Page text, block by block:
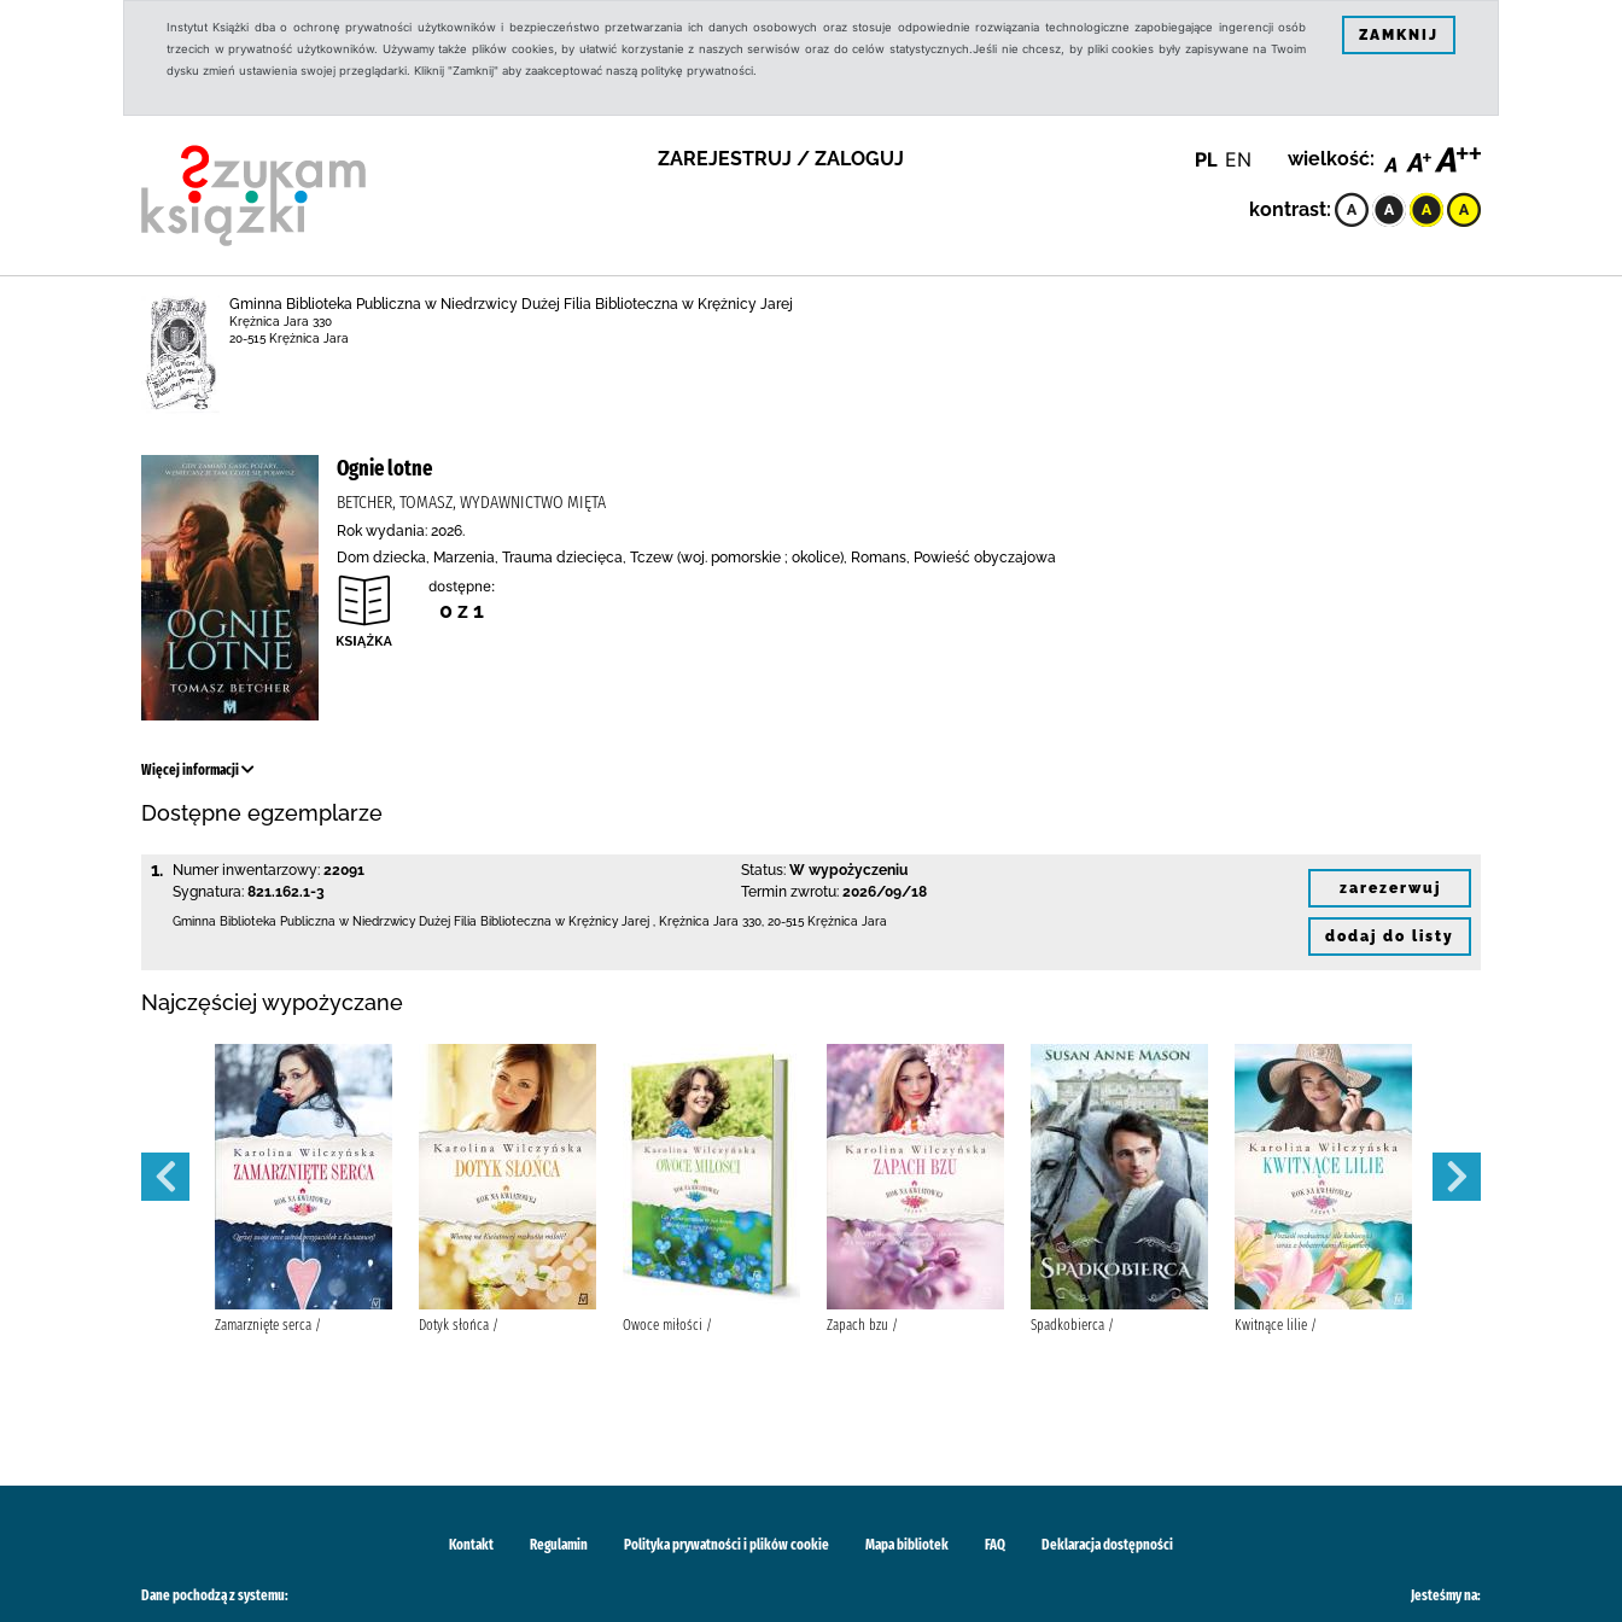
Instytut Książki dba o ochronę prywatności użytkowników i bezpieczeństwo przetwarzania ich danych osobowych oraz stosuje odpowiednie rozwiązania technologiczne zapobiegające ingerencji osób
trzecich w prywatność użytkowników. Używamy także plików cookies, by ułatwić korzystanie z naszych serwisów oraz do celów statystycznych.Jeśli nie chcesz, by pliki cookies były zapisywane na Twoim
dysku zmień ustawienia swojej przeglądarki. Kliknij "Zamknij" aby zaakceptować naszą politykę prywatności.
ZAMKNIJ
ZAREJESTRUJ / ZALOGUJ PL EN wielkość:
kontrast:
Gminna Biblioteka Publiczna w Niedrzwicy Dużej Filia Biblioteczna w Krężnicy Jarej
Krężnica Jara 330
20-515 Krężnica Jara
Ognie lotne
BETCHER, TOMASZ, WYDAWNICTWO MIĘTA
Rok wydania: 2026.
Dom dziecka, Marzenia, Trauma dziecięca, Tczew (woj. pomorskie ; okolice), Romans, Powieść obyczajowa
dostępne:
0 z 1
Więcej informacji
Dostępne egzemplarze
1. Numer inwentarzowy: 22091
Sygnatura: 821.162.1-3
Status: W wypożyczeniu
Termin zwrotu: 2026/09/18
Gminna Biblioteka Publiczna w Niedrzwicy Dużej Filia Biblioteczna w Krężnicy Jarej Krężnica Jara 330 20-515 Krężnica Jara
zarezerwuj
dodaj do listy
Najczęściej wypożyczane
Zamarznięte serca / Dotyk słońca / Owoce miłości / Zapach bzu / Spadkobierca / Kwitnące lilie /
Kontakt Regulamin Polityka prywatności i plików cookie Mapa bibliotek FAQ Deklaracja dostępności
Dane pochodzą z systemu: Jesteśmy na: